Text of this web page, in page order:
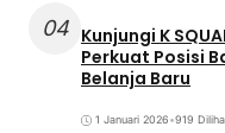
04 Kunjungi K
Perkuat Posisi
Belanja Baru
1 Januari 2026•919